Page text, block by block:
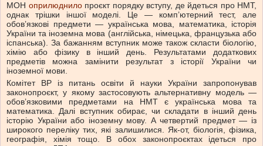
МОН оприлюднилопроєкт порядку вступу, де йдеться про НМТ,
однак трішки іншої моделі. Це — комп’ютерний тест, але
обов’язкові предмети — українська мова, математика, історія
України та іноземна мова (англійська, німецька, французька або
іспанська). За бажанням вступник може також скласти біологію,
хімію або фізику в інший день. Результатами додаткових
предметів можна замінити результат з історії України чи
іноземної мови.
Комітет ВР із питань освіти й науки України запропонував
законопроєкт, у якому застосовують альтернативну модель —
обов’язковими предметами на НМТ є українська мова та
математика. Далі вступник обирає, чи складати в інший день
історію України або іноземну мову. А четвертий предмет — із
широкого переліку тих, які залишилися. Як-от, біологія, фізика,
географія, хімія тощо. В обох законопроєктах ідеться про